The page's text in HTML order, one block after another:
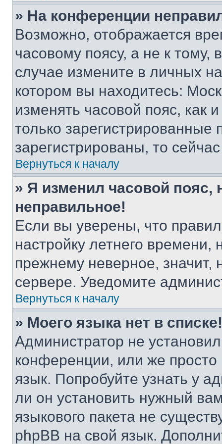
» На конференции
Возможно, отображается
часовому поясу, а не к тому,
случае измените в личных
котором вы находитесь:
изменять часовой пояс, как
только
зарегистрированы, то
Вернуться к началу
» Я изменил часовой пояс,
неправильное!
Если вы уверены, что
настройку летнего
прежнему неверное, значит,
сервере. Уведомите
Вернуться к началу
» Моего языка нет в списке!
Администратор не
конференции, или же
язык. Попробуйте узнать у
ли он установить нужный
языкового пакета не
phpBB на свой язык.